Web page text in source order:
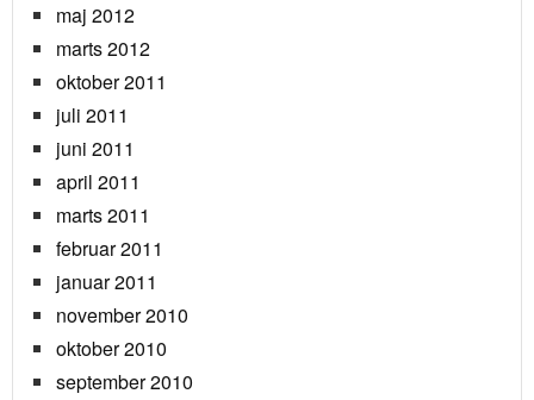
maj 2012
marts 2012
oktober 2011
juli 2011
juni 2011
april 2011
marts 2011
februar 2011
januar 2011
november 2010
oktober 2010
september 2010